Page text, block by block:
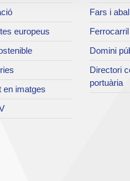
europeus
en imatges
Fars i
Ferrocarril
Domini
Directori
portuària